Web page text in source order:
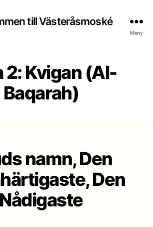
till Västeråsmoské
Meny
2: Kvigan (Al-
Baqarah)
namn, Den
Den
Nådigaste